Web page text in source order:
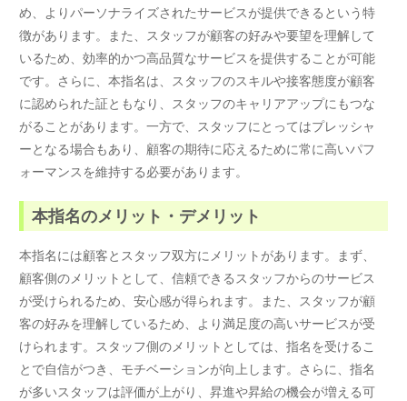
め、よりパーソナライズされたサービスが提供できるという特
徴があります。また、スタッフが顧客の好みや要望を理解して
いるため、効率的かつ高品質なサービスを提供することが可能
です。さらに、本指名は、スタッフのスキルや接客態度が顧客
に認められた証ともなり、スタッフのキャリアアップにもつな
がることがあります。一方で、スタッフにとってはプレッシャ
ーとなる場合もあり、顧客の期待に応えるために常に高いパフ
ォーマンスを維持する必要があります。
本指名のメリット・デメリット
本指名には顧客とスタッフ双方にメリットがあります。まず、
顧客側のメリットとして、信頼できるスタッフからのサービス
が受けられるため、安心感が得られます。また、スタッフが顧
客の好みを理解しているため、より満足度の高いサービスが受
けられます。スタッフ側のメリットとしては、指名を受けるこ
とで自信がつき、モチベーションが向上します。さらに、指名
が多いスタッフは評価が上がり、昇進や昇給の機会が増える可